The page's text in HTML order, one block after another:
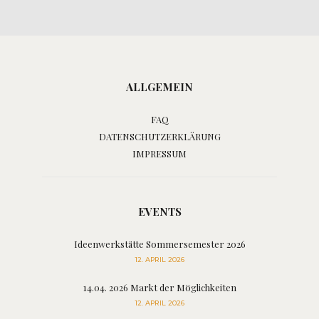
ALLGEMEIN
FAQ
DATENSCHUTZERKLÄRUNG
IMPRESSUM
EVENTS
Ideenwerkstätte Sommersemester 2026
12. APRIL 2026
14.04. 2026 Markt der Möglichkeiten
12. APRIL 2026